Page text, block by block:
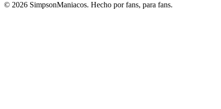
© 2026 SimpsonManiacos. Hecho por fans, para fans.